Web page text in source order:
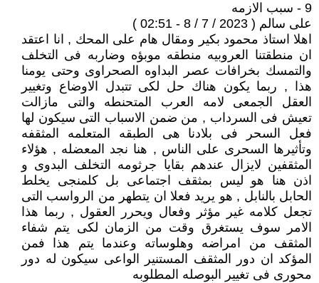
9 - سبب الازمه
على سالم ( 2023 / 7 / 8 - 02:51 )
اهلا استاذ محمود بكير ومقال هام على المحك , انا اعتقد
ان منطقتنا العروبيه منطقه موبؤه وضاربه فى التخلف
والتمسك بخرافات عصر البداوه الصحراوى وحتى يومنا
هذا , ربما يكون هناك حل لكى تتبدل الاوضاع وتغيير
العقل الجمعى لامه العرب المتحنطه والتى مازالت
تعيش فى السرداب , من ضمن الاسباب التى سيكون لها
فعل السحر فى بلادنا هى الطبقه المتعلمه المثقفه
وتأثيرها السحرى على الناس , هنا نجد المعضله , هؤلاء
المثقفين لايزال عندهم بقايا جرثومه التخلف البدوى و
اذن هنا هو ليس بمثقف اجتماعى بل كلمنجى يخلط
الحابل بالنابل , هو يريد فعلا ان يتطهر من الرواسب التى
تجعل كلامه غير مؤثر وفعال ويحرر العقول , ربما هذا
الامر سوف يستغرق وقت من الزمان لكى يتم شفاء
المثقف من امراضه وهلوساته وعندما يتم هذا فمن
المؤكد ان دور المثقف المستنير الواعى سيكون له دور
محورى فى تغيير البوصله المطلوبه